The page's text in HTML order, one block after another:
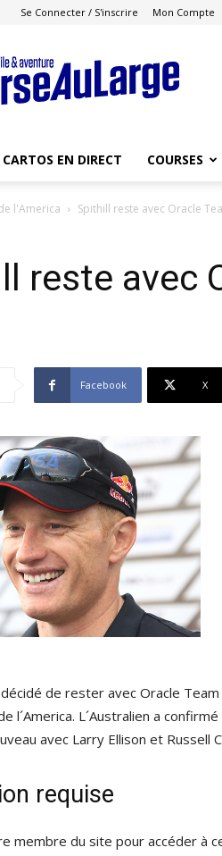
Se Connecter / S'inscrire Mon Compte
Course
au
Large
CARTOS EN DIRECT COURSES
l'America Spithill reste avec Oracle
reste avec
Facebook X
décidé de rester avec Oracle
l´America. L´Australien a
avec Larry Ellison et Russell
requise
membre du site pour accéder à